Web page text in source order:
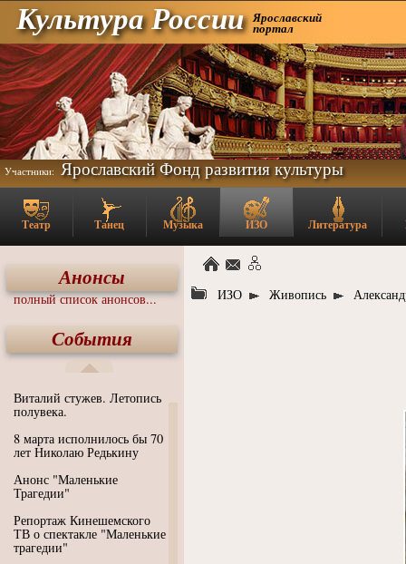
Культура России Ярославский
портал
Участники: Ярославский Фонд развития культуры
Театр Танец Музыка ИЗО Литература
Анонсы
полный список анонсов...
События
Виталий стужев. Летопись
полувека.
8 марта исполнилось бы 70
лет Николаю Редькину
Анонс "Маленькие
Трагедии"
Репортаж Кинешемского
ТВ о спектакле "Маленькие
трагедии"
ИЗО Живопись